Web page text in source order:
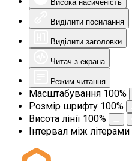
Висока насиченість
Виділити посилання
Виділити заголовки
Читач з екрана
Режим читання
Масштабування 100%
Розмір шрифту 100%
Висота лінії 100%
Інтервал між літерами